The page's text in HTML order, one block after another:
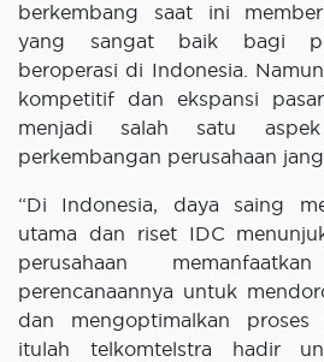
berkembang saat ini
yang sangat baik bagi
beroperasi di Indonesia.
kompetitif dan ekspansi
menjadi salah satu
perkembangan perusahaan
“Di Indonesia, daya saing
utama dan riset IDC
perusahaan
perencanaannya untuk
dan mengoptimalkan proses
itulah telkomtelstra hadir